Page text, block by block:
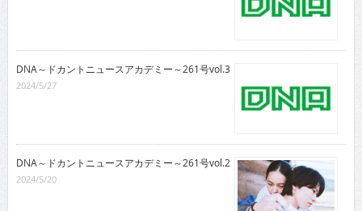
DNA～ドカントニュースアカデミー～261号vol.3
2024/5/27
DNA～ドカントニュースアカデミー～261号vol.2
2024/5/20